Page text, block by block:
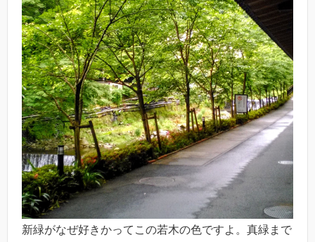
新緑がなぜ好きかってこの若木の色ですよ。真緑まで